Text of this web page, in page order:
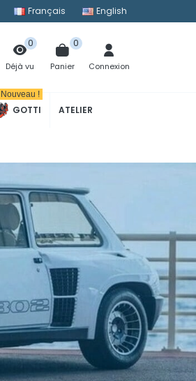
Français English
Déjà vu
0
Panier
0
Connexion
GOTTI
Nouveau !
ATELIER